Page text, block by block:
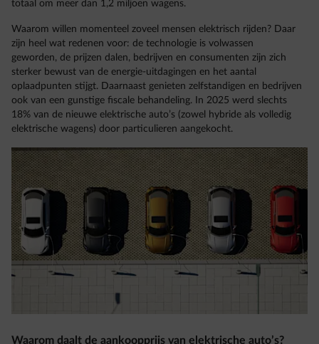
totaal om meer dan 1,2 miljoen wagens.
Waarom willen momenteel zoveel mensen elektrisch rijden? Daar
zijn heel wat redenen voor: de technologie is volwassen
geworden, de prijzen dalen, bedrijven en consumenten zijn zich
sterker bewust van de energie-uitdagingen en het aantal
oplaadpunten stijgt. Daarnaast genieten zelfstandigen en bedrijven
ook van een gunstige fiscale behandeling. In 2025 werd slechts
18% van de nieuwe elektrische auto’s (zowel hybride als volledig
elektrische wagens) door particulieren aangekocht.
Waarom daalt de aankoopprijs van elektrische auto’s?